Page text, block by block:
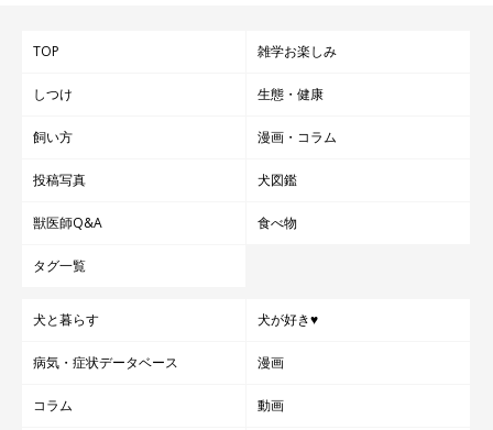
TOP 雑学お楽しみ
しつけ 生態・健康
飼い方 漫画・コラム
投稿写真 犬図鑑
獣医師Q&A 食べ物
タグ一覧
犬と暮らす 犬が好き♥
病気・症状データベース 漫画
コラム 動画